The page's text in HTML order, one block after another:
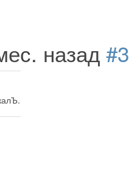
назад #3